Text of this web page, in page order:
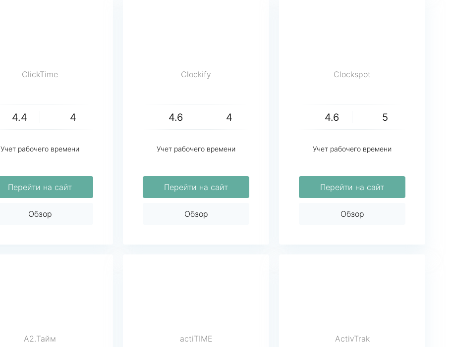
ClickTime
4.4 4
Учет рабочего времени
Перейти на сайт
Обзор
Clockify
4.6 4
Учет рабочего времени
Перейти на сайт
Обзор
Clockspot
4.6 5
Учет рабочего времени
Перейти на сайт
Обзор
A2.Тайм actiTIME ActivTrak